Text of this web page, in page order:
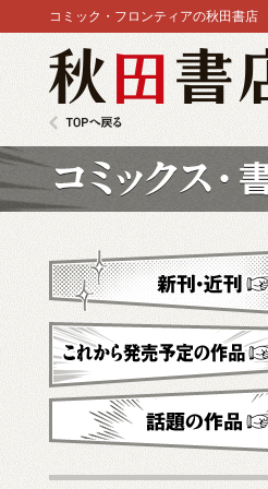
コミック・フロンティアの秋田書店
新刊・近刊
これから発売予定